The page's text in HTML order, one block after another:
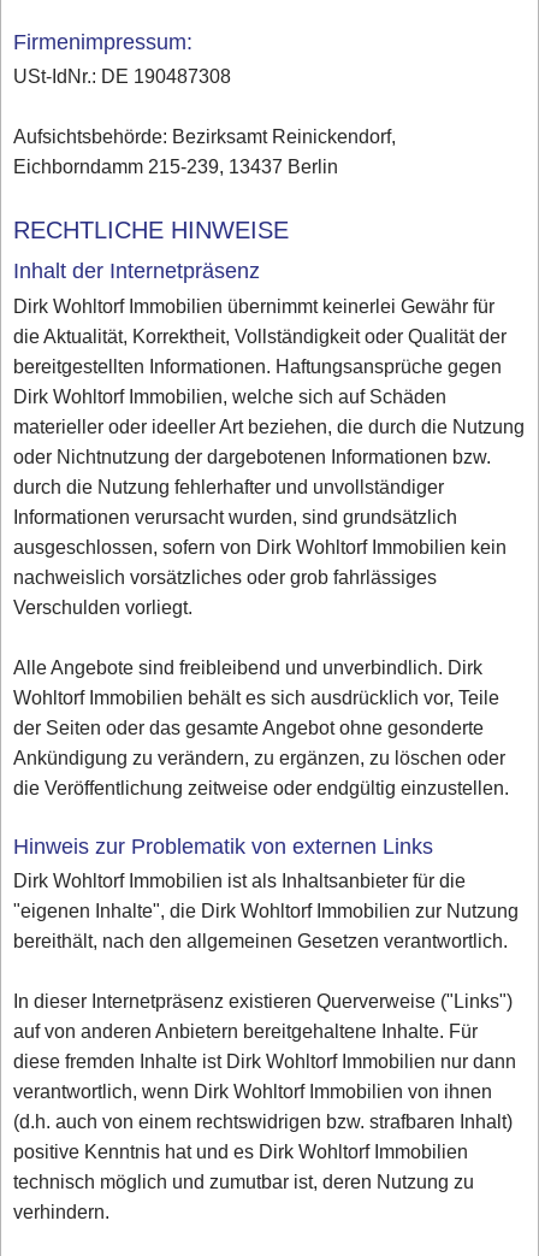
Firmenimpressum:
USt-IdNr.: DE 190487308
Aufsichtsbehörde: Bezirksamt Reinickendorf,
Eichborndamm 215-239, 13437 Berlin
RECHTLICHE HINWEISE
Inhalt der Internetpräsenz
Dirk Wohltorf Immobilien übernimmt keinerlei Gewähr für
die Aktualität, Korrektheit, Vollständigkeit oder Qualität der
bereitgestellten Informationen. Haftungsansprüche gegen
Dirk Wohltorf Immobilien, welche sich auf Schäden
materieller oder ideeller Art beziehen, die durch die Nutzung
oder Nichtnutzung der dargebotenen Informationen bzw.
durch die Nutzung fehlerhafter und unvollständiger
Informationen verursacht wurden, sind grundsätzlich
ausgeschlossen, sofern von Dirk Wohltorf Immobilien kein
nachweislich vorsätzliches oder grob fahrlässiges
Verschulden vorliegt.
Alle Angebote sind freibleibend und unverbindlich. Dirk
Wohltorf Immobilien behält es sich ausdrücklich vor, Teile
der Seiten oder das gesamte Angebot ohne gesonderte
Ankündigung zu verändern, zu ergänzen, zu löschen oder
die Veröffentlichung zeitweise oder endgültig einzustellen.
Hinweis zur Problematik von externen Links
Dirk Wohltorf Immobilien ist als Inhaltsanbieter für die
"eigenen Inhalte", die Dirk Wohltorf Immobilien zur Nutzung
bereithält, nach den allgemeinen Gesetzen verantwortlich.
In dieser Internetpräsenz existieren Querverweise ("Links")
auf von anderen Anbietern bereitgehaltene Inhalte. Für
diese fremden Inhalte ist Dirk Wohltorf Immobilien nur dann
verantwortlich, wenn Dirk Wohltorf Immobilien von ihnen
(d.h. auch von einem rechtswidrigen bzw. strafbaren Inhalt)
positive Kenntnis hat und es Dirk Wohltorf Immobilien
technisch möglich und zumutbar ist, deren Nutzung zu
verhindern.